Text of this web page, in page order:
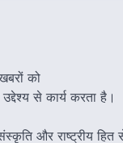
को
से कार्य करता है।
और राष्ट्रीय